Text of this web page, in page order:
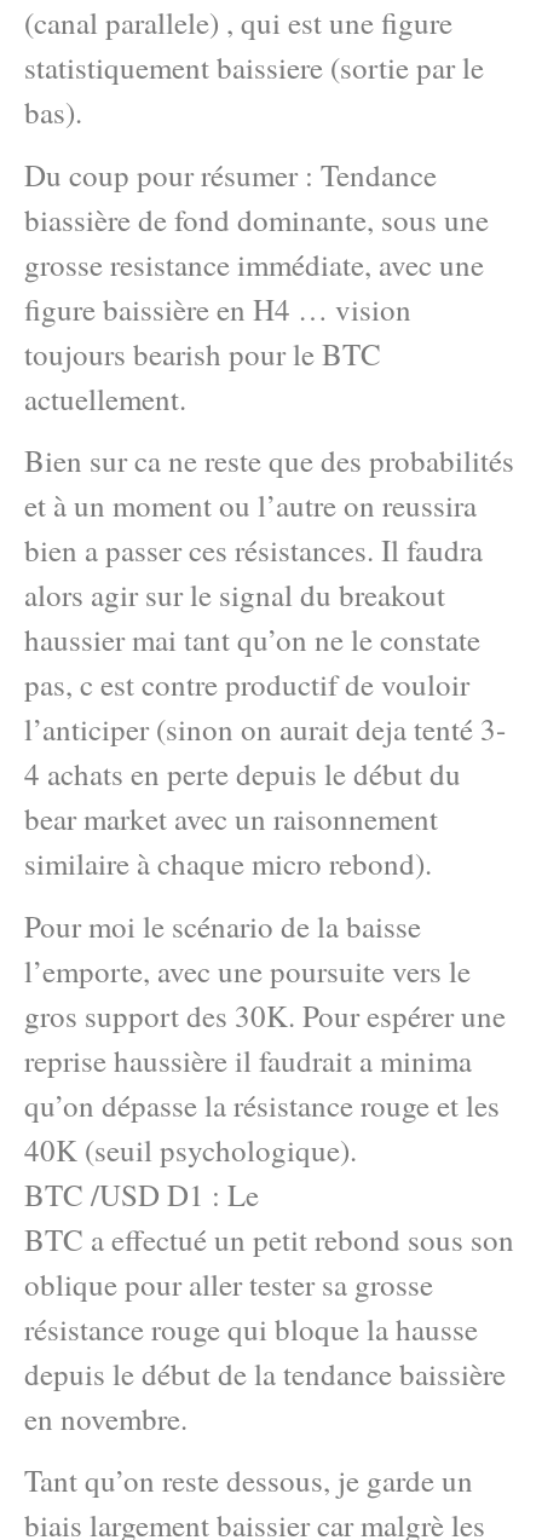
(canal parallele) , qui est une figure
statistiquement baissiere (sortie par le
bas).
Du coup pour résumer : Tendance
biassière de fond dominante, sous une
grosse resistance immédiate, avec une
figure baissière en H4 … vision
toujours bearish pour le BTC
actuellement.
Bien sur ca ne reste que des probabilités
et à un moment ou l’autre on reussira
bien a passer ces résistances. Il faudra
alors agir sur le signal du breakout
haussier mai tant qu’on ne le constate
pas, c est contre productif de vouloir
l’anticiper (sinon on aurait deja tenté 3-
4 achats en perte depuis le début du
bear market avec un raisonnement
similaire à chaque micro rebond).
Pour moi le scénario de la baisse
l’emporte, avec une poursuite vers le
gros support des 30K. Pour espérer une
reprise haussière il faudrait a minima
qu’on dépasse la résistance rouge et les
40K (seuil psychologique).
BTC /USD D1 : Le
BTC a effectué un petit rebond sous son
oblique pour aller tester sa grosse
résistance rouge qui bloque la hausse
depuis le début de la tendance baissière
en novembre.
Tant qu’on reste dessous, je garde un
biais largement baissier car malgrè les